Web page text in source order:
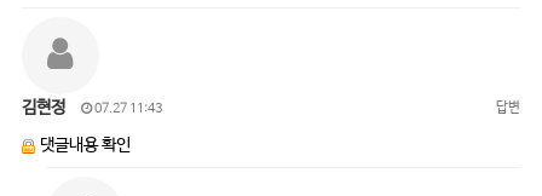
김현정 07.27 11:43 답변
댓글내용 확인